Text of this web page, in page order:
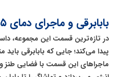
بابابرقی و ماجرای دمای ۲۵ درجه
پیدا می‌کند؛ جایی که بابابرقی
ماجراهای این قسمت با فضایی